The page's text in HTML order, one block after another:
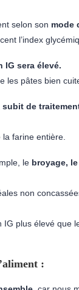
selon son mode
l’index
IG sera élevé.
les pâtes bien
subit de
farine entière.
le broyage,
non
plus élevé
: